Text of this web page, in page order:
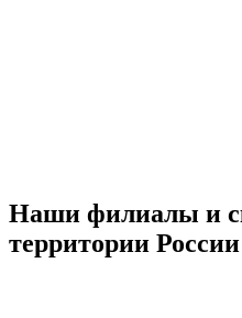
Наши филиалы и
территории России